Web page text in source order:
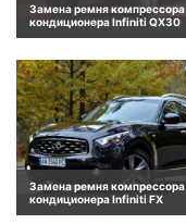
Замена ремня компрессора
кондиционера Infiniti QX30
Замена ремня компрессора
кондиционера Infiniti FX